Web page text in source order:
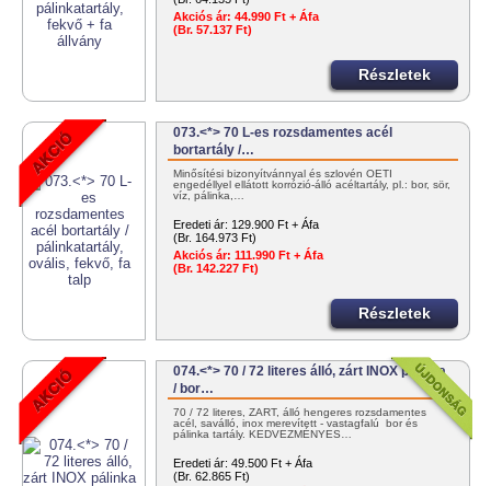
Akciós ár: 44.990 Ft + Áfa
(Br. 57.137 Ft)
Részletek
073.<*> 70 L-es rozsdamentes acél
bortartály /…
Minősítési bizonyítvánnyal és szlovén OÉTI
engedéllyel ellátott korrózió-álló acéltartály, pl.: bor, sör,
víz, pálinka,…
Eredeti ár: 129.900 Ft + Áfa
(Br. 164.973 Ft)
Akciós ár: 111.990 Ft + Áfa
(Br. 142.227 Ft)
Részletek
074.<*> 70 / 72 literes álló, zárt INOX pálinka
/ bor…
70 / 72 literes, ZÁRT, álló hengeres rozsdamentes
acél, saválló, inox merevített - vastagfalú bor és
pálinka tartály. KEDVEZMÉNYES…
Eredeti ár: 49.500 Ft + Áfa
(Br. 62.865 Ft)